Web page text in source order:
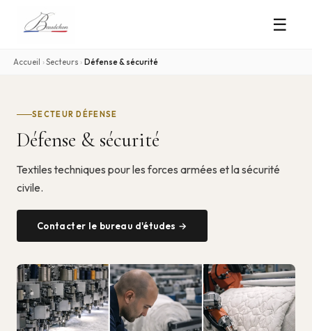
☰
Accueil ›Secteurs › Défense & sécurité
SECTEUR DÉFENSE
Défense & sécurité
Textiles techniques pour les forces armées et la sécurité
civile.
Contacter le bureau d'études →